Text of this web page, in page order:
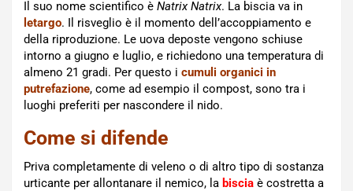
Il suo nome scientifico è Natrix Natrix. La biscia va in
letargo. Il risveglio è il momento dell’accoppiamento e
della riproduzione. Le uova deposte vengono schiuse
intorno a giugno e luglio, e richiedono una temperatura di
almeno 21 gradi. Per questo i cumuli organici in
putrefazione, come ad esempio il compost, sono tra i
luoghi preferiti per nascondere il nido.
Come si difende
Priva completamente di veleno o di altro tipo di sostanza
urticante per allontanare il nemico, la biscia è costretta a